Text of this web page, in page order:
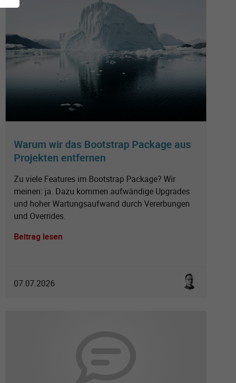
Warum wir das Bootstrap Package aus
Projekten entfernen
Zu viele Features im Bootstrap Package? Wir
meinen: ja. Dazu kommen aufwändige Upgrades
und hoher Wartungsaufwand durch Vererbungen
und Overrides.
Beitrag lesen
07.07.2026 Sebastian